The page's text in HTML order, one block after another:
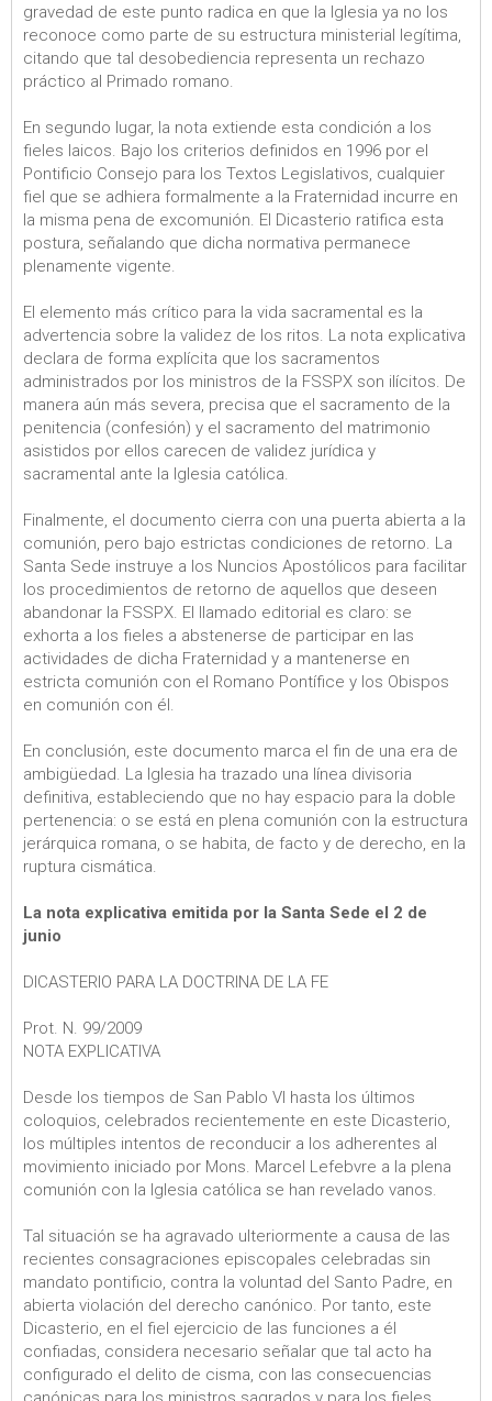
gravedad de este punto radica en que la Iglesia ya no los
reconoce como parte de su estructura ministerial legítima,
citando que tal desobediencia representa un rechazo
práctico al Primado romano.
En segundo lugar, la nota extiende esta condición a los
fieles laicos. Bajo los criterios definidos en 1996 por el
Pontificio Consejo para los Textos Legislativos, cualquier
fiel que se adhiera formalmente a la Fraternidad incurre en
la misma pena de excomunión. El Dicasterio ratifica esta
postura, señalando que dicha normativa permanece
plenamente vigente.
El elemento más crítico para la vida sacramental es la
advertencia sobre la validez de los ritos. La nota explicativa
declara de forma explícita que los sacramentos
administrados por los ministros de la FSSPX son ilícitos. De
manera aún más severa, precisa que el sacramento de la
penitencia (confesión) y el sacramento del matrimonio
asistidos por ellos carecen de validez jurídica y
sacramental ante la Iglesia católica.
Finalmente, el documento cierra con una puerta abierta a la
comunión, pero bajo estrictas condiciones de retorno. La
Santa Sede instruye a los Nuncios Apostólicos para facilitar
los procedimientos de retorno de aquellos que deseen
abandonar la FSSPX. El llamado editorial es claro: se
exhorta a los fieles a abstenerse de participar en las
actividades de dicha Fraternidad y a mantenerse en
estricta comunión con el Romano Pontífice y los Obispos
en comunión con él.
En conclusión, este documento marca el fin de una era de
ambigüedad. La Iglesia ha trazado una línea divisoria
definitiva, estableciendo que no hay espacio para la doble
pertenencia: o se está en plena comunión con la estructura
jerárquica romana, o se habita, de facto y de derecho, en la
ruptura cismática.
La nota explicativa emitida por la Santa Sede el 2 de
junio
DICASTERIO PARA LA DOCTRINA DE LA FE
Prot. N. 99/2009
NOTA EXPLICATIVA
Desde los tiempos de San Pablo VI hasta los últimos
coloquios, celebrados recientemente en este Dicasterio,
los múltiples intentos de reconducir a los adherentes al
movimiento iniciado por Mons. Marcel Lefebvre a la plena
comunión con la Iglesia católica se han revelado vanos.
Tal situación se ha agravado ulteriormente a causa de las
recientes consagraciones episcopales celebradas sin
mandato pontificio, contra la voluntad del Santo Padre, en
abierta violación del derecho canónico. Por tanto, este
Dicasterio, en el fiel ejercicio de las funciones a él
confiadas, considera necesario señalar que tal acto ha
configurado el delito de cisma, con las consecuencias